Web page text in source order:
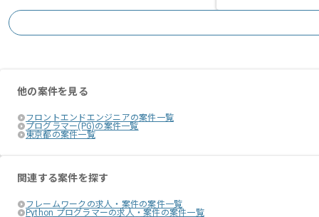
他の案件を見る
フロントエンドエンジニアの案件一覧
プログラマー(PG)の案件一覧
東京都の案件一覧
関連する案件を探す
フレームワークの求人・案件の案件一覧
Python プログラマーの求人・案件の案件一覧